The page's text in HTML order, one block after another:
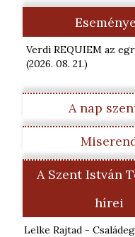
Verdi REQUIEM az
(2026. 08. 21.)
A nap
A Szent István
hírei
Lelke Rajtad -